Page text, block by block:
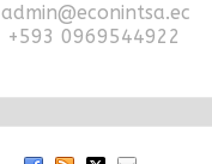
admin@econintsa.ec
+593 0969544922